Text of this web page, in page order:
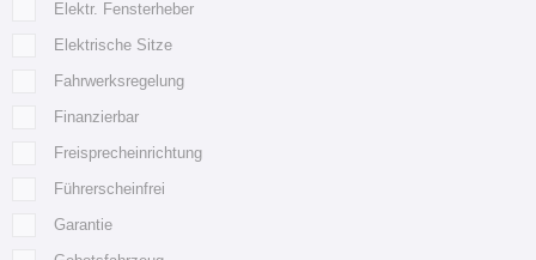
Elektr. Fensterheber
Elektrische Sitze
Fahrwerksregelung
Finanzierbar
Freisprecheinrichtung
Führerscheinfrei
Garantie